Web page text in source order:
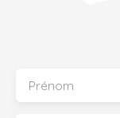
Prénom